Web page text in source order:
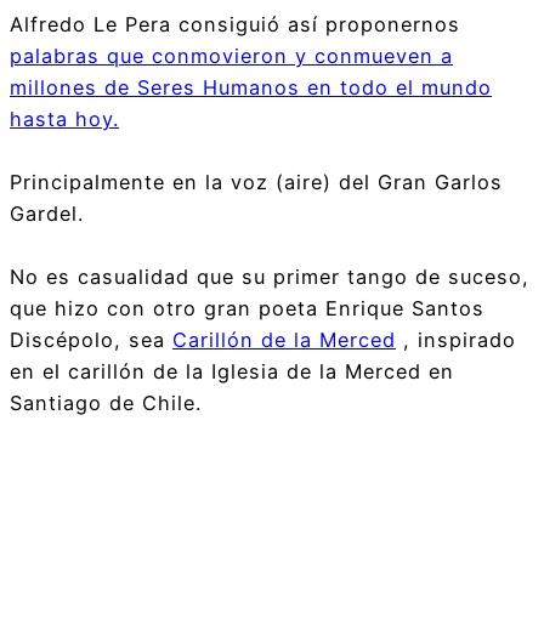
Alfredo Le Pera consiguió así proponernos
palabras que conmovieron y conmueven a
millones de Seres Humanos en todo el mundo
hasta hoy.
Principalmente en la voz (aire) del Gran Garlos
Gardel.
No es casualidad que su primer tango de suceso,
que hizo con otro gran poeta Enrique Santos
Discépolo, sea Carillón de la Merced , inspirado
en el carillón de la Iglesia de la Merced en
Santiago de Chile.